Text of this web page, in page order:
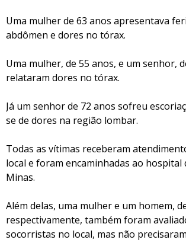
Uma mulher de 63 anos apresentava
abdômen e dores no tórax.
Uma mulher, de 55 anos, e um senhor,
relataram dores no tórax.
Já um senhor de 72 anos sofreu
se de dores na região lombar.
Todas as vítimas receberam
local e foram encaminhadas ao hospital
Minas.
Além delas, uma mulher e um homem,
respectivamente, também foram
socorristas no local, mas não